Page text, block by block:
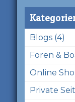
Blogs (4)
Foren &
Online
Private